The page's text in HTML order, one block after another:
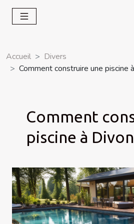
Accueil
Divers
Comment construire une piscine
Comment
piscine à